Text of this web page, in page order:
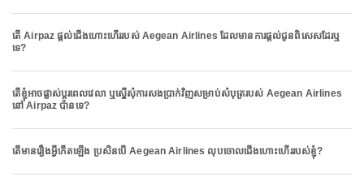
តើ Airpaz ផ្តល់ជើងហោះហើររបស់ Aegean Airlines ដែលមានការផ្តល់ជូនពិសេសដែរឬ
ទេ?
តើខ្ញុំអាចផ្លាស់ប្តូរពេលវេលា ឬស្នើសុំការសងប្រាក់វិញសម្រាប់សំបុត្ររបស់ Aegean Airlines
នៅ Airpaz បានទេ?
តើមានរឿងអ្វីកើតឡើង ប្រសិនបើ Aegean Airlines លុបចោលជើងហោះហើររបស់ខ្ញុំ?